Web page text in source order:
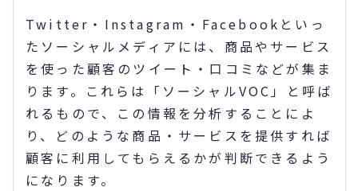
Twitter・Instagram・Facebookといっ
たソーシャルメディアには、商品やサービス
を使った顧客のツイート・口コミなどが集ま
ります。これらは「ソーシャルVOC」と呼ば
れるもので、この情報を分析することによ
り、どのような商品・サービスを提供すれば
顧客に利用してもらえるかが判断できるよう
になります。